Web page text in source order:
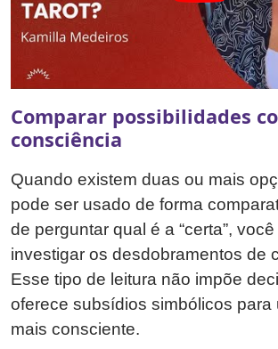
Comparar possibilidades
consciência
Quando existem duas ou mais
pode ser usado de forma
de perguntar qual é a “certa”,
investigar os desdobramentos de
Esse tipo de leitura não impõe
oferece subsídios simbólicos para
mais consciente.